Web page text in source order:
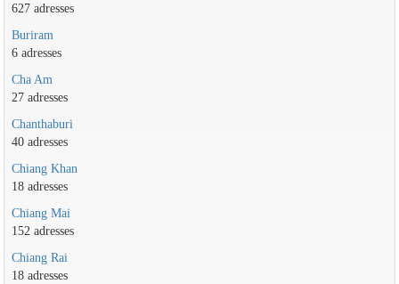
627 adresses
Buriram
6 adresses
Cha Am
27 adresses
Chanthaburi
40 adresses
Chiang Khan
18 adresses
Chiang Mai
152 adresses
Chiang Rai
18 adresses